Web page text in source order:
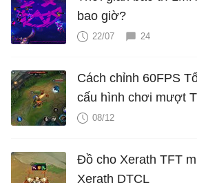
bao giờ?
22/07 24
Cách chỉnh 60FPS
cấu hình chơi mượt
08/12
Đồ cho Xerath TFT
Xerath DTCL